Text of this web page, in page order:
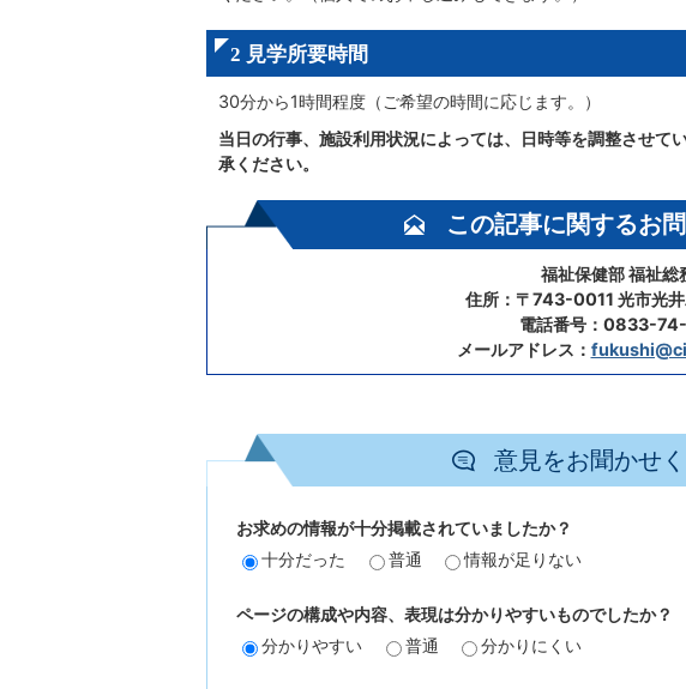
2 見学所要時間
30分から1時間程度（ご希望の時間に応じます。）
当日の行事、施設利用状況によっては、日時等を調整させて
承ください。
この記事に関するお
福祉保健部 福祉総
住所：〒743-0011 光市光
電話番号：0833-
メールアドレス：
意見をお聞かせ
お求めの情報が十分掲載されていましたか？
十分だった
普通 情報が足りない
ページの構成や内容、表現は分かりやすいものでしたか？
分かりやすい
普通 分かりにくい